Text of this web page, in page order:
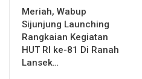
Meriah, Wabup
Sijunjung Launching
Rangkaian Kegiatan
HUT RI ke-81 Di Ranah
Lansek…